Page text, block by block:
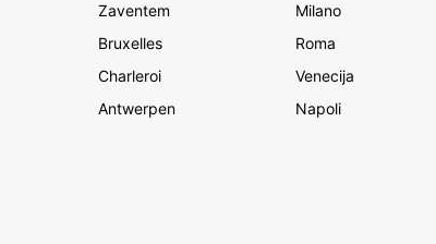
Zaventem
Bruxelles
Charleroi
Antwerpen
Milano
Roma
Venecija
Napoli